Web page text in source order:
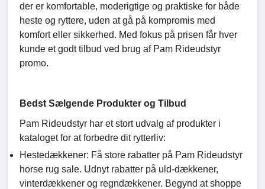
der er komfortable, moderigtige og praktiske for både
heste og ryttere, uden at gå på kompromis med
komfort eller sikkerhed. Med fokus på prisen får hver
kunde et godt tilbud ved brug af Pam Rideudstyr
promo.
Bedst Sælgende Produkter og Tilbud
Pam Rideudstyr har et stort udvalg af produkter i
kataloget for at forbedre dit rytterliv:
Hestedækkener: Få store rabatter på Pam Rideudstyr
horse rug sale. Udnyt rabatter på uld-dækkener,
vinterdækkener og regndækkener. Begynd at shoppe